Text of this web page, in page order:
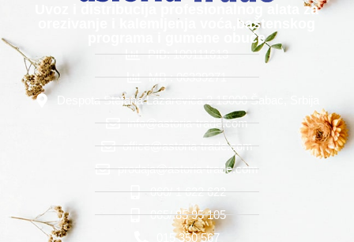
Uvoz i distribucija profesionalnog alata za
orezivanje i kalemljenja voća,baštenskog
programa i gumene obuće
PIB: 100111613
MB : 06339271
Despota Stefana Lazarevića 2 15000 Šabac, Srbija
info@astoria-trade.com
office@astoria-trade.com
prodaja@astoria-trade.com
060/ 1 622 622
065/ 85 95 105
015 350 567